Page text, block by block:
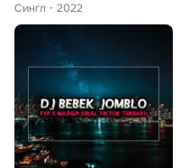
Сингл
2022